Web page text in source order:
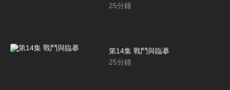
25分鐘
第14集 戰鬥與臨摹
25分鐘